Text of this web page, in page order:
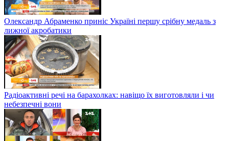
Олександр Абраменко приніс Україні першу срібну медаль з
лижної акробатики
Радіоактивні речі на барахолках: навіщо їх виготовляли і чи
небезпечні вони